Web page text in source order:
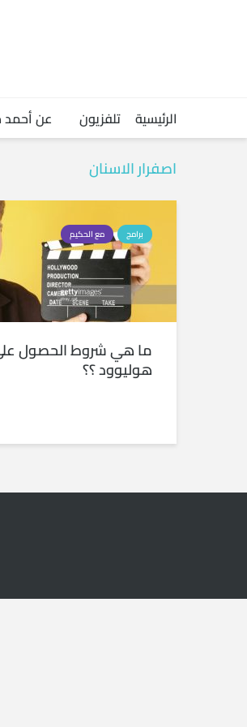
الرئيسية تلفزيون عن
اصفرار الاسنان
برامج مع الحكيم
ما هي شروط الحصول
هوليوود ؟؟